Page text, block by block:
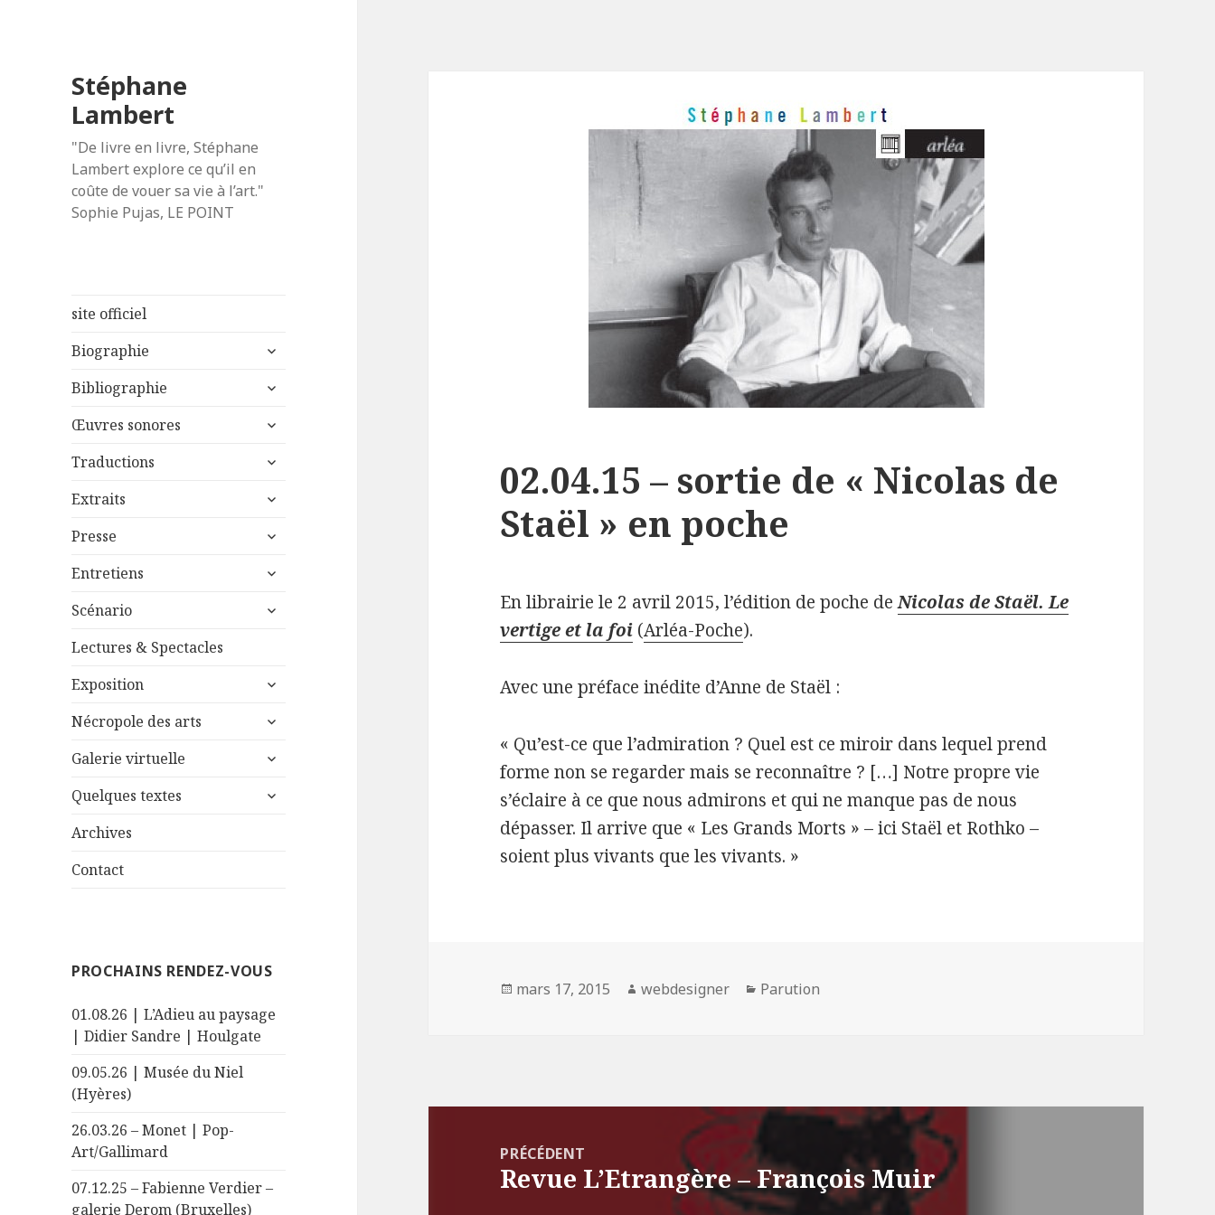
Stéphane
Lambert
"De livre en livre, Stéphane
Lambert explore ce qu’il en
coûte de vouer sa vie à l’art."
Sophie Pujas, LE POINT
site officiel
Biographie
ouvrir
sous-
Bibliographie
ouvrir
sous-
Œuvres sonores
ouvrir
sous-
Traductions
ouvrir
sous-
Extraits
ouvrir
sous-
Presse
ouvrir
sous-
Entretiens
ouvrir
sous-
Scénario
ouvrir
Lectures & Spectacles
Exposition
ouvrir
sous-
Nécropole des arts
ouvrir
sous-
Galerie virtuelle
ouvrir
sous-
Quelques textes
ouvrir
Archives
Contact
PROCHAINS RENDEZ-VOUS
01.08.26 | L’Adieu au paysage
| Didier Sandre | Houlgate
09.05.26 | Musée du Niel
(Hyères)
26.03.26 – Monet | Pop-
Art/Gallimard
07.12.25 – Fabienne Verdier –
galerie Derom (Bruxelles)
02.04.15 – sortie de « Nicolas de
Staël » en poche
En librairie le 2 avril 2015, l’édition de poche deNicolas de Staël. Le
vertige et la foi (Arléa-Poche).
Avec une préface inédite d’Anne de Staël :
« Qu’est-ce que l’admiration ? Quel est ce miroir dans lequel prend
forme non se regarder mais se reconnaître ? […] Notre propre vie
s’éclaire à ce que nous admirons et qui ne manque pas de nous
dépasser. Il arrive que « Les Grands Morts » – ici Staël et Rothko –
soient plus vivants que les vivants. »
Publié
mars 17, 2015 Auteur
webdesigner Catégories
Parution
l’article
PRÉCÉDENT
Article
Revue L’Etrangère – François Muir